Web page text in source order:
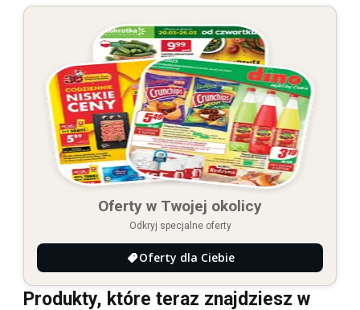
Oferty w Twojej okolicy
Odkryj specjalne oferty
Oferty dla Ciebie
Produkty, które teraz znajdziesz w